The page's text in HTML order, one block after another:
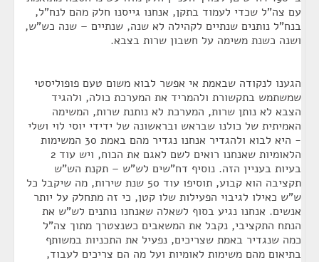
עם צה"ל שכדי לעמוד בתקן, אנחנו גייסנו חלק מהם לנח"ל,
בנח"ל נותנים שנתיים לקהילה לא שנה, שנתיים – שנה כש"ש,
ושנה כשנת משימה על חשבון שרות בצבא.
הגענו לנקודה שבאמת אי אפשר לבוא משום טעם פופוליסטי
שמשתמש בתקשורת ולהמריד את המערכת כולה, ולהגיד
הצבא לא נותן שרות, המערכת לא נותנת שרות, המשימה
האמיתית של כולנו שבראש ובראשונה של ידידי יוסי לוי ושלי
- היא לבוא ולהגדיר אנחנו נגדיר מהם באמת 30 המשימות
הלאומיות שאנחנו רואים לשם לאגם את הכוח, ויש עוד 2
בעיות בעניין הזה. נוסיף דח"שים לש"ש – תקנת הש"ש
תקציבה הוא קבוע, תוסיפו עוד 50 שנת שירות, מה שיקבל כל
ש"ש כאילו לגיבוי הפעילות שלו קטן, כי זה מתחלק על יותר
אנשים. אנחנו נגיע בסוף לשאלה שאנחנו נותנים לש"ש את
הנתח התקציבי, נקבל את המשאבים כשנצטרך מתוך צה"ל
כמה שנגדיר באמת שצריכים, נפעיל את התכניות במשותף
בתיאום מהם משימות לאומיות ועל מה הם צריכים לעבוד,